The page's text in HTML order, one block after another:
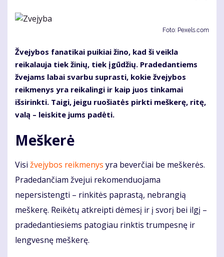
Foto: Pexels.com
Žvejybos fanatikai puikiai žino, kad ši veikla
reikalauja tiek žinių, tiek įgūdžių. Pradedantiems
žvejams labai svarbu suprasti, kokie žvejybos
reikmenys yra reikalingi ir kaip juos tinkamai
išsirinkti. Taigi, jeigu ruošiatės pirkti meškerę, ritę,
valą – leiskite jums padėti.
Meškerė
Visi žvejybos reikmenys yra beverčiai be meškerės.
Pradedančiam žvejui rekomenduojama
nepersistengti – rinkitės paprastą, nebrangią
meškerę. Reikėtų atkreipti dėmesį ir į svorį bei ilgį –
pradedantiesiems patogiau rinktis trumpesnę ir
lengvesnę meškerę.